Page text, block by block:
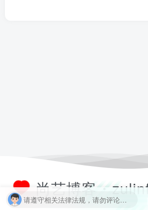
尚艺博客・
请遵守相关法律法规，请勿评论纯表情、纯数字、纯英文、乱码文字等无用信息，否则关7 天小黑屋！